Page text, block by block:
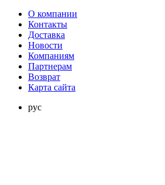
О компании
Контакты
Доставка
Новости
Компаниям
Партнерам
Возврат
Карта сайта
рус